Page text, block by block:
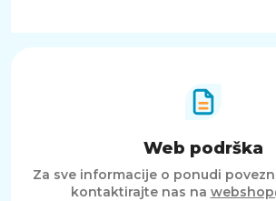
Web podrška
Za sve informacije o ponudi
kontaktirajte nas na